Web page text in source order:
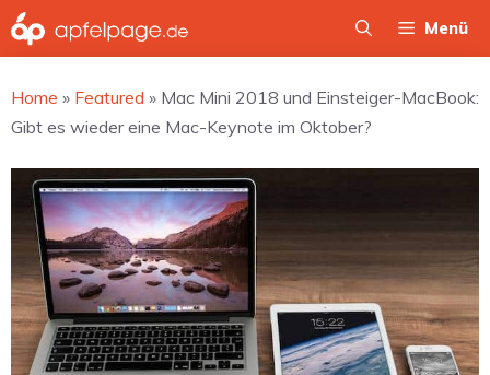
Zum
Inhalt
Menü
Home » Featured » Mac Mini 2018 und Einsteiger-MacBook:
Gibt es wieder eine Mac-Keynote im Oktober?